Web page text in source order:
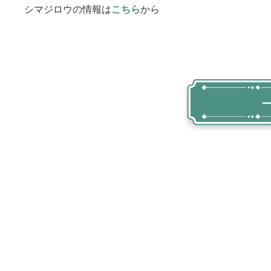
シマジロウの情報はこちらから